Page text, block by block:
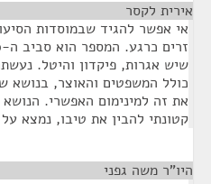
אירית לקסר
שיש אגרות, פיקדון והיטל.
כולל המשפטים והאוצר, בנושא
את זה למינימום האפשרי.
קטונתי להבין את טיבו, נמצא
היו"ר משה גפני